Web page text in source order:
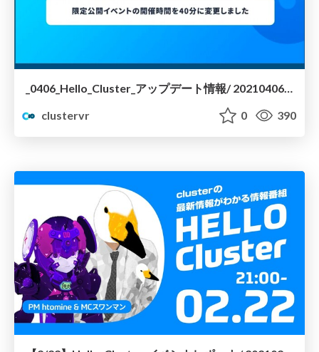
_0406_Hello_Cluster_アップデート情報/ 20210406-hello-cluster-update
clustervr
0 390